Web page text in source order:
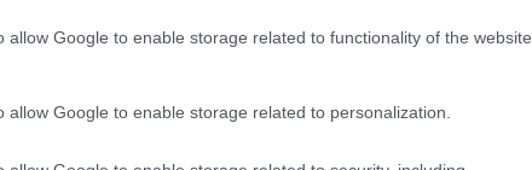
allow Google to enable storage related to functionality of the website
allow Google to enable storage related to personalization.
μέτρο για την προστασία της
την ταχεία αντιμετώπιση των συνεπειών